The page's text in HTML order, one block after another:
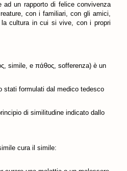
ad un rapporto di felice convivenza
con i familiari, con gli amici,
cultura in cui si vive, con i propri
simile, e πάθος, sofferenza) è un
stati formulati dal medico tedesco
di similitudine indicato dallo
cura il simile: